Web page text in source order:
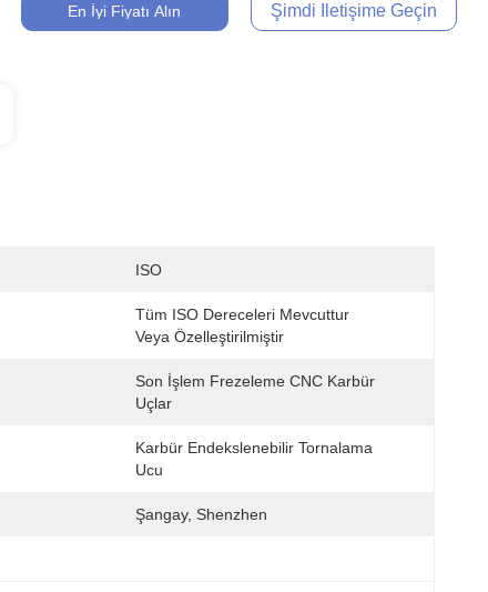
En İyi Fiyatı Alın Şimdi Iletişime Geçin
ISO
Tüm ISO Dereceleri Mevcuttur
Veya Özelleştirilmiştir
Son İşlem Frezeleme CNC Karbür
Uçlar
Karbür Endekslenebilir Tornalama
Ucu
Şangay, Shenzhen